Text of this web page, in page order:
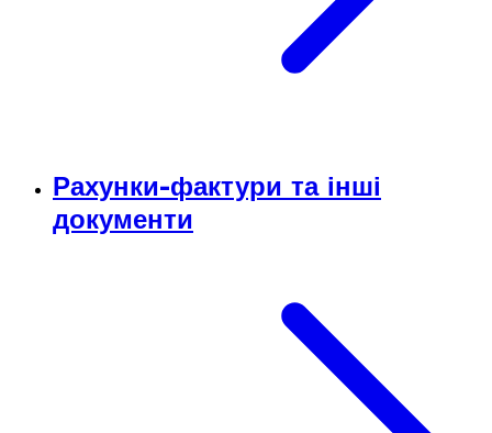
Рахунки-фактури та інші
документи